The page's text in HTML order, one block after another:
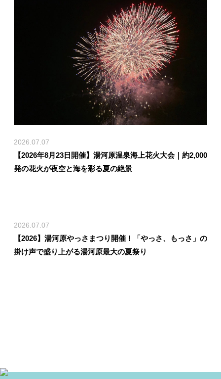
2026.07.07
【2026年8月23日開催】湯河原温泉海上花火大会｜約2,000
発の花火が夜空と海を彩る夏の絶景
2026.07.07
【2026】湯河原やっさまつり開催！「やっさ、もっさ」の
掛け声で盛り上がる湯河原最大の夏祭り